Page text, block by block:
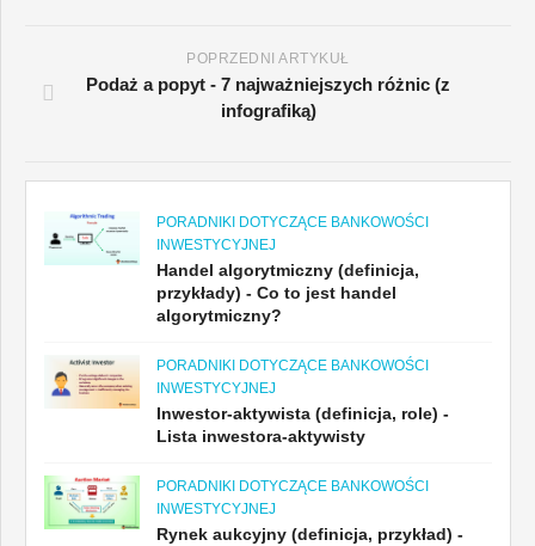
POPRZEDNI ARTYKUŁ
Podaż a popyt - 7 najważniejszych różnic (z
infografiką)
PORADNIKI DOTYCZĄCE BANKOWOŚCI
INWESTYCYJNEJ
Handel algorytmiczny (definicja,
przykłady) - Co to jest handel
algorytmiczny?
PORADNIKI DOTYCZĄCE BANKOWOŚCI
INWESTYCYJNEJ
Inwestor-aktywista (definicja, role) -
Lista inwestora-aktywisty
PORADNIKI DOTYCZĄCE BANKOWOŚCI
INWESTYCYJNEJ
Rynek aukcyjny (definicja, przykład) -